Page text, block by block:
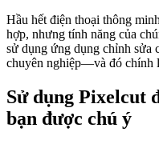
Hầu hết điện thoại thông
hợp, nhưng tính năng của
sử dụng ứng dụng chỉnh sửa
chuyên nghiệp—và đó chính
Sử dụng Pixelcut
bạn được chú ý